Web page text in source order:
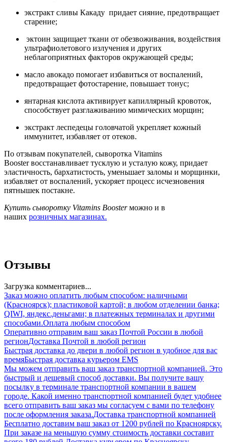
экстракт сливы Какаду придает сияние, предотвращает
старение;
эктоин защищает ткани от обезвоживания, воздействия
ультрафиолетового излучения и других
неблагоприятных факторов окружающей среды;
масло авокадо помогает избавиться от воспалений,
предотвращает фотостарение, повышает тонус;
янтарная кислота активирует капиллярный кровоток,
способствует разглаживанию мимических морщин;
экстракт леспедецы головчатой укрепляет кожный
иммунитет, избавляет от отеков.
По отзывам покупателей, сыворотка Vitamins
Booster восстанавливает тусклую и усталую кожу, придает
эластичность, бархатистость, уменьшает заломы и морщинки,
избавляет от воспалений, ускоряет процесс исчезновения
пятнышек постакне.
Купить сыворотку Vitamins Boosterможно и в
наших розничных магазинах.
Отзывы
Загрузка комментариев...
Заказ можно оплатить любым способом: наличными
(Красноярск); пластиковой картой; в любом отделении банка;
QIWI, яндекс.деньгами; в платежных терминалах и другими
способами.Оплата любым способом
Оперативно отправим ваш заказ Почтой России в любой
регионДоставка Почтой в любой регион
Быстрая доставка до двери в любой регион в удобное для вас
времяБыстрая доставка курьером EMS
Мы можем отправить ваш заказ транспортной компанией. Это
быстрый и дешевый способ доставки. Вы получите вашу
посылку в терминале транспортной компании в вашем
городе. Какой именно транспортной компанией будет удобнее
всего отправить ваш заказ мы согласуем с вами по телефону
после оформления заказа.Доставка транспортной компанией
Бесплатно доставим ваш заказ от 1200 рублей по Красноярску.
При заказе на меньшую сумму стоимость доставки составит